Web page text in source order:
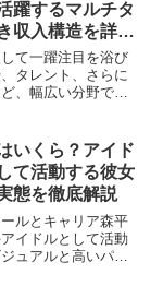
躍するマルチタ
収入構造を詳し
て一躍注目を浴び
タレント、さらに
、幅広い分野で活
支持を集めてお
高く、...
いくら？アイド
て活動する彼女
態を徹底解説
ルとキャリア森平
イドルとして活動
ュアルと高いパフ